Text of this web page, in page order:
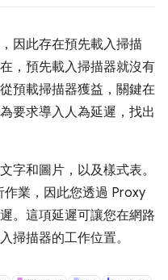
因此存在預先載入掃描
，預先載入掃描器就沒有
預載掃描器獲益，關鍵在
要求導入人為延遲，找出
字和圖片，以及樣式表。
作業，因此您透過 Proxy
。這項延遲可讓您在網路
掃描器的工作位置。